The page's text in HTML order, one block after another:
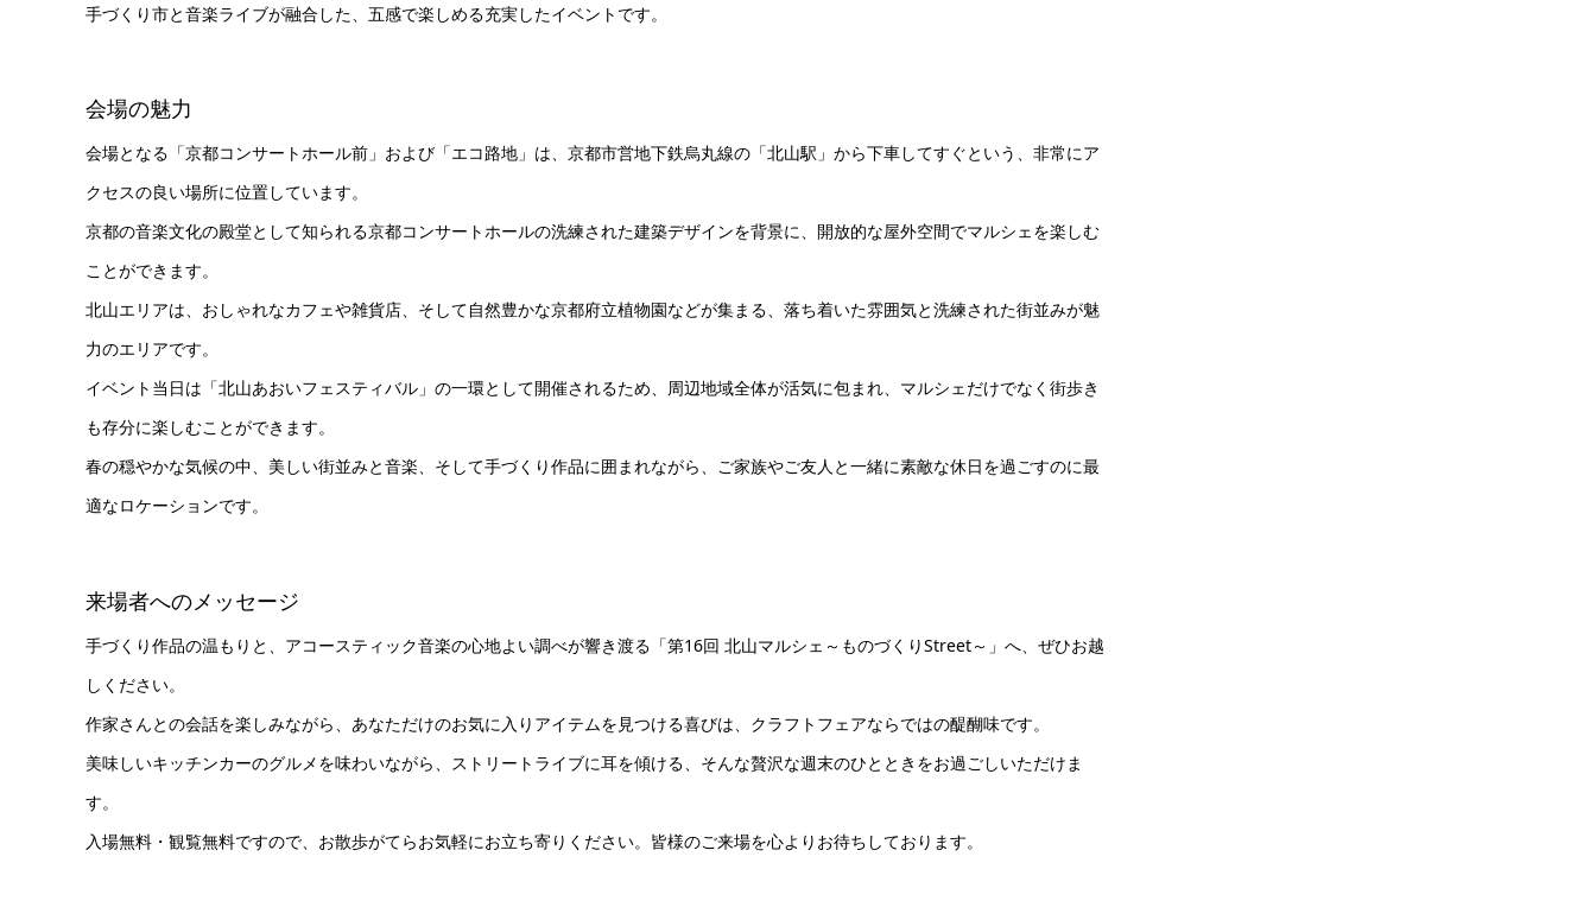
手づくり市と音楽ライブが融合した、五感で楽しめる充実したイベントです。
会場の魅力
会場となる「京都コンサートホール前」および「エコ路地」は、京都市営地下鉄烏丸線の「北山駅」から下車してすぐという、非常にア
クセスの良い場所に位置しています。
京都の音楽文化の殿堂として知られる京都コンサートホールの洗練された建築デザインを背景に、開放的な屋外空間でマルシェを楽しむ
ことができます。
北山エリアは、おしゃれなカフェや雑貨店、そして自然豊かな京都府立植物園などが集まる、落ち着いた雰囲気と洗練された街並みが魅
力のエリアです。
イベント当日は「北山あおいフェスティバル」の一環として開催されるため、周辺地域全体が活気に包まれ、マルシェだけでなく街歩き
も存分に楽しむことができます。
春の穏やかな気候の中、美しい街並みと音楽、そして手づくり作品に囲まれながら、ご家族やご友人と一緒に素敵な休日を過ごすのに最
適なロケーションです。
来場者へのメッセージ
手づくり作品の温もりと、アコースティック音楽の心地よい調べが響き渡る「第16回 北山マルシェ～ものづくりStreet～」へ、ぜひお越
しください。
作家さんとの会話を楽しみながら、あなただけのお気に入りアイテムを見つける喜びは、クラフトフェアならではの醍醐味です。
美味しいキッチンカーのグルメを味わいながら、ストリートライブに耳を傾ける、そんな贅沢な週末のひとときをお過ごしいただけま
す。
入場無料・観覧無料ですので、お散歩がてらお気軽にお立ち寄りください。皆様のご来場を心よりお待ちしております。